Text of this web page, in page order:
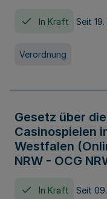
In Kraft Seit
Verordnung
Gesetz über
Casinospielen
Westfalen
NRW - OCG
In Kraft Seit